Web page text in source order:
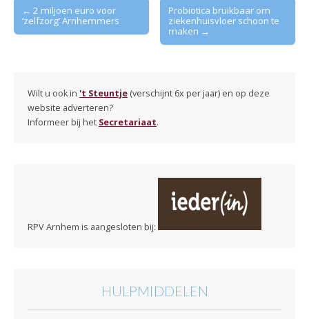
Post
navigation
← 2 miljoen euro voor
‘zelfzorg’ Arnhemmers
Probiotica bruikbaar om
ziekenhuisvloer schoon te
maken →
Wilt u ook in 't Steuntje (verschijnt 6x per jaar) en op deze
website adverteren?
Informeer bij het Secretariaat.
RPV Arnhem is aangesloten bij:
HULPMIDDELEN